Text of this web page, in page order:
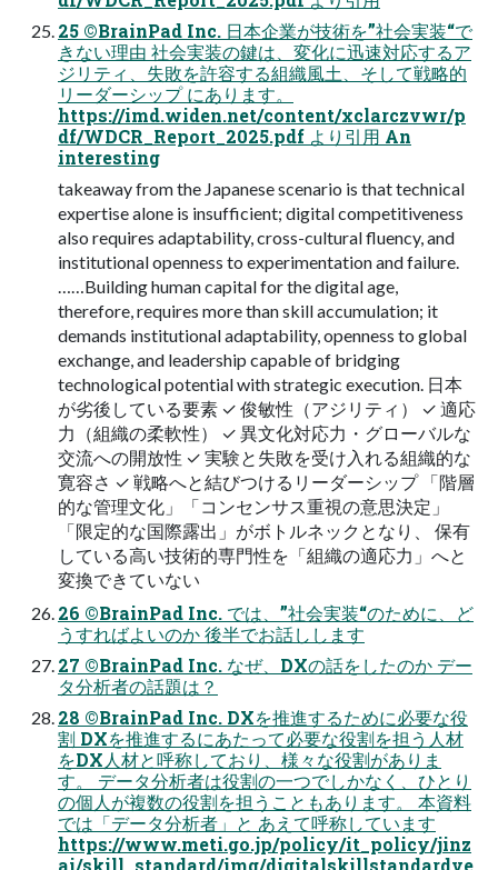
25 ©BrainPad Inc. 日本企業が技術を”社会実装“で
きない理由 社会実装の鍵は、変化に迅速対応するア
ジリティ、失敗を許容する組織風土、そして戦略的
リーダーシップ にあります。
https://imd.widen.net/content/xclarczvwr/p
df/WDCR_Report_2025.pdf より引用 An
interesting
takeaway from the Japanese scenario is that technical
expertise alone is insufficient; digital competitiveness
also requires adaptability, cross-cultural fluency, and
institutional openness to experimentation and failure.
……Building human capital for the digital age,
therefore, requires more than skill accumulation; it
demands institutional adaptability, openness to global
exchange, and leadership capable of bridging
technological potential with strategic execution. 日本
が劣後している要素 ✓ 俊敏性（アジリティ） ✓ 適応
力（組織の柔軟性） ✓ 異文化対応力・グローバルな
交流への開放性 ✓ 実験と失敗を受け入れる組織的な
寛容さ ✓ 戦略へと結びつけるリーダーシップ 「階層
的な管理文化」「コンセンサス重視の意思決定」
「限定的な国際露出」がボトルネックとなり、 保有
している高い技術的専門性を「組織の適応力」へと
変換できていない
26 ©BrainPad Inc. では、”社会実装“のために、ど
うすればよいのか 後半でお話しします
27 ©BrainPad Inc. なぜ、DXの話をしたのか デー
タ分析者の話題は？
28 ©BrainPad Inc. DXを推進するために必要な役
割 DXを推進するにあたって必要な役割を担う人材
をDX人材と呼称しており、様々な役割がありま
す。 データ分析者は役割の一つでしかなく、ひとり
の個人が複数の役割を担うこともあります。 本資料
では「データ分析者」と あえて呼称しています
https://www.meti.go.jp/policy/it_policy/jinz
ai/skill_standard/img/digitalskillstandardve